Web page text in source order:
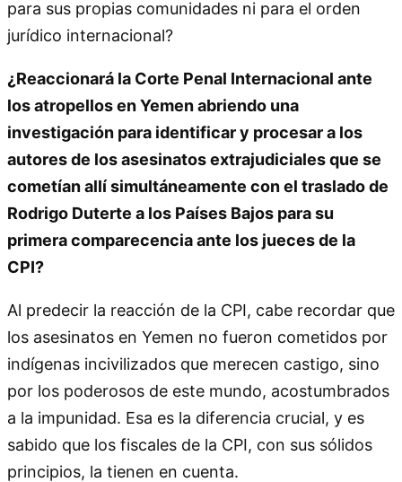
para sus propias comunidades ni para el orden
jurídico internacional?
¿Reaccionará la Corte Penal Internacional ante
los atropellos en Yemen abriendo una
investigación para identificar y procesar a los
autores de los asesinatos extrajudiciales que se
cometían allí simultáneamente con el traslado de
Rodrigo Duterte a los Países Bajos para su
primera comparecencia ante los jueces de la
CPI?
Al predecir la reacción de la CPI, cabe recordar que
los asesinatos en Yemen no fueron cometidos por
indígenas incivilizados que merecen castigo, sino
por los poderosos de este mundo, acostumbrados
a la impunidad. Esa es la diferencia crucial, y es
sabido que los fiscales de la CPI, con sus sólidos
principios, la tienen en cuenta.